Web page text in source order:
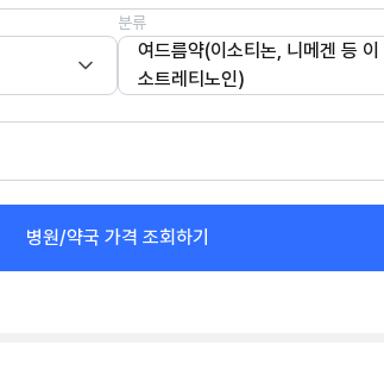
분류
여드름약(이소티논, 니메겐 등 이
소트레티노인)
병원/약국 가격 조회하기